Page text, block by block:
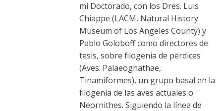
mi Doctorado, con los Dres. Luis
Chiappe (LACM, Natural History
Museum of Los Angeles County) y
Pablo Goloboff como directores de
tesis, sobre filogenia de perdices
(Aves: Palaeognathae,
Tinamiformes), un grupo basal en la
filogenia de las aves actuales o
Neornithes. Siguiendo la línea de